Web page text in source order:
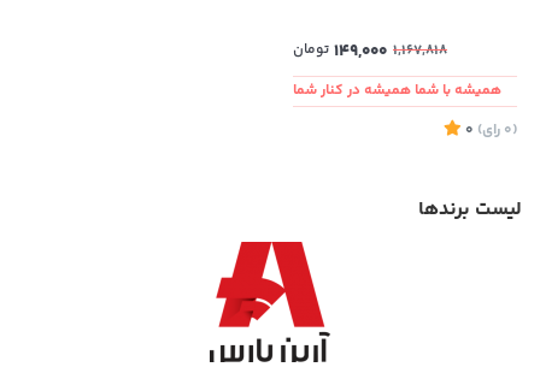
1,167,818
149,000 تومان
همیشه با شما همیشه در کنار شما
(0 رای)
0
لیست برندها